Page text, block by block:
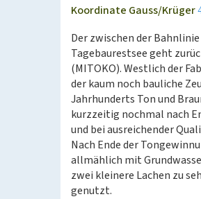
Koordinate Gauss/Krüger
Der zwischen der
Tagebaurestsee geht
(MITOKO). Westlich der
der kaum noch bauliche
Jahrhunderts Ton und
kurzzeitig nochmal nach
und bei ausreichender
Nach Ende der
allmählich mit
zwei kleinere Lachen zu
genutzt.